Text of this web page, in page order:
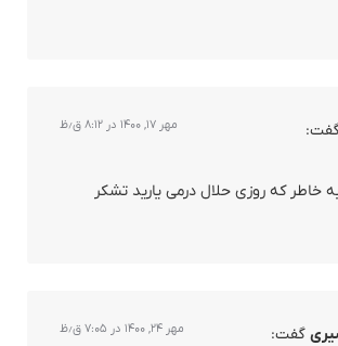
مهر ۱۷, ۱۴۰۰ در ۸:۱۲ ق٫ظ
خاطر که روزی حلال درمی یارید تشکر
گفت: مهر ۲۴, ۱۴۰۰ در ۷:۰۵ ق٫ظ